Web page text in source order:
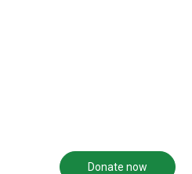
Donate now